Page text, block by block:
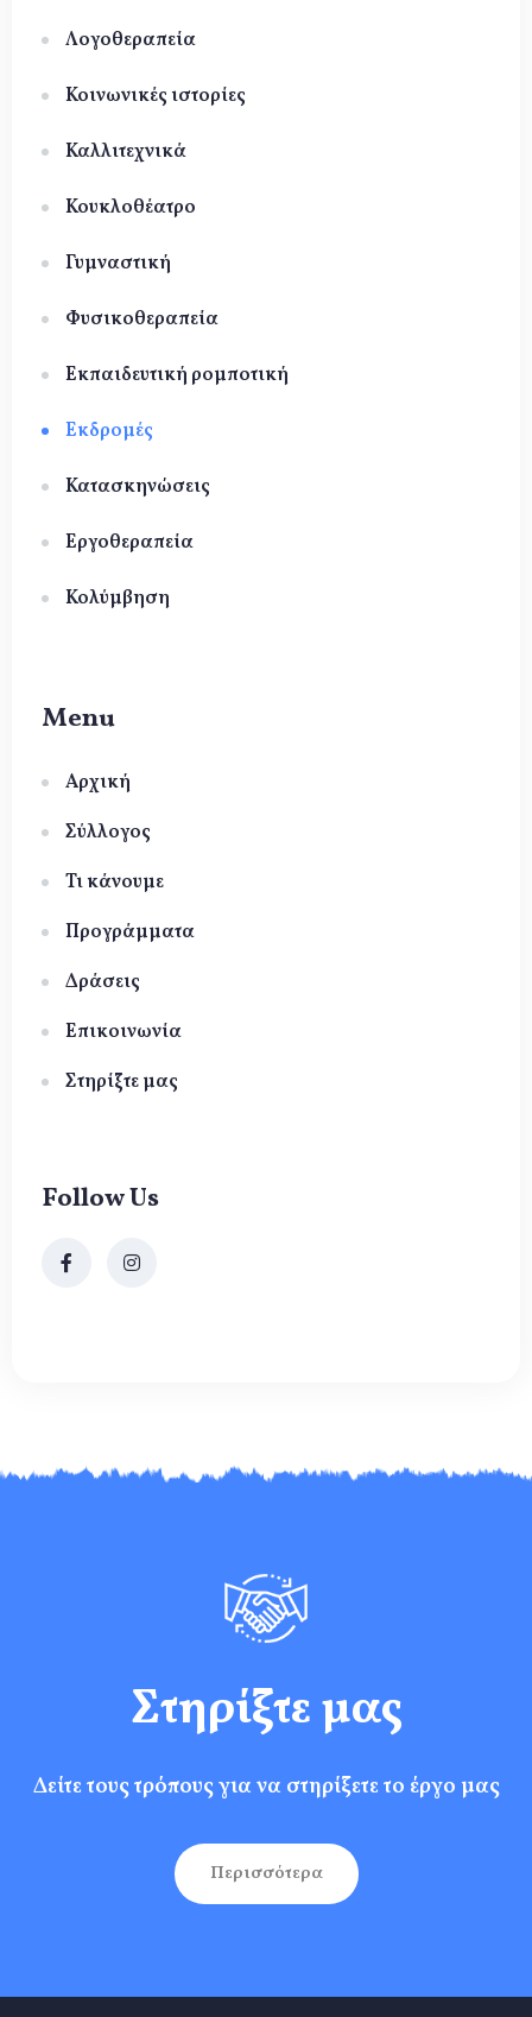
Λογοθεραπεία
Κοινωνικές ιστορίες
Καλλιτεχνικά
Κουκλοθέατρο
Γυμναστική
Φυσικοθεραπεία
Εκπαιδευτική ρομποτική
Εκδρομές
Κατασκηνώσεις
Εργοθεραπεία
Κολύμβηση
Menu
Αρχική
Σύλλογος
Τι κάνουμε
Προγράμματα
Δράσεις
Επικοινωνία
Στηρίξτε μας
Follow Us
Στηρίξτε μας
Δείτε τους τρόπους για να στηρίξετε το έργο μας
Περισσότερα